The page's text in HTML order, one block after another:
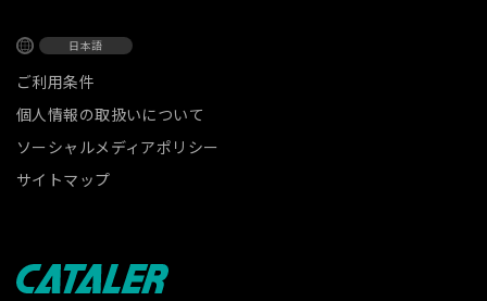
日本語
ご利用条件
個人情報の取扱いについて
ソーシャルメディアポリシー
サイトマップ